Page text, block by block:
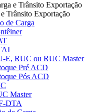
e Trânsito Exportação
Trânsito Exportação
de Carga
E, RUC ou RUC Master
Pré ACD
Pós ACD
Master
DTA